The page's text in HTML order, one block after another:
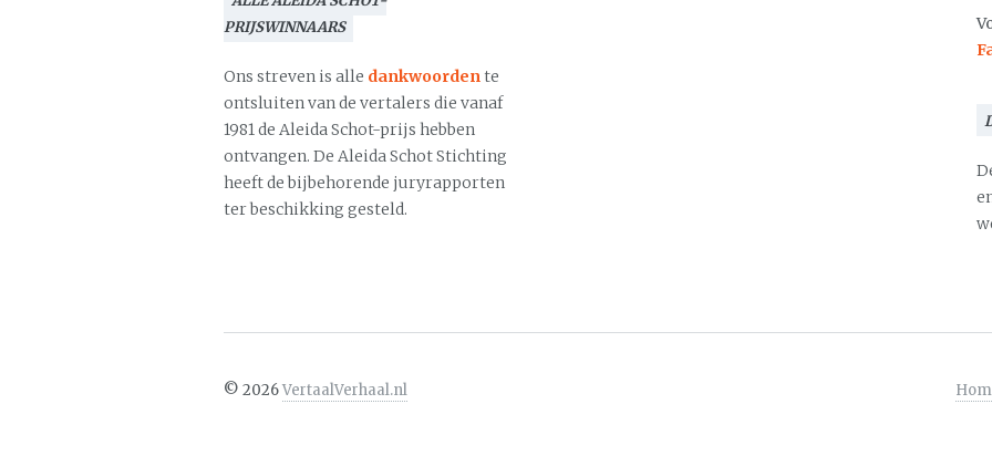
PRIJSWINNAARS
Ons streven is alle dankwoordente
ontsluiten van de vertalers die vanaf
1981 de Aleida Schot-prijs hebben
ontvangen. De Aleida Schot Stichting
heeft de bijbehorende juryrapporten
ter beschikking gesteld.
© 2026VertaalVerhaal.nl